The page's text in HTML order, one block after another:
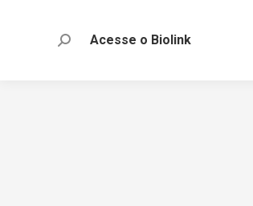
Acesse o Biolink
Search: